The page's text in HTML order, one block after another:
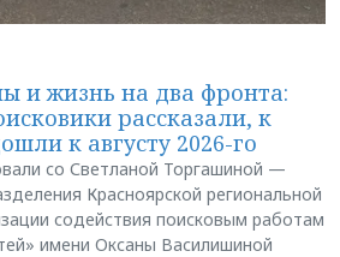
и жизнь на два фронта:
рассказали, к
к августу 2026-го
со Светланой Торгашиной —
Красноярской региональной
содействия поисковым работам
имени Оксаны Василишиной